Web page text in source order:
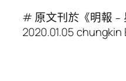
# 原文刊於《明報﹣
2020.01.05 chungkin